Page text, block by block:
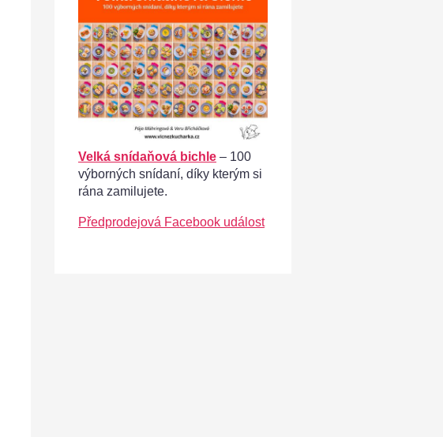
Velká snídaňová bichle – 100
výborných snídaní, díky kterým si
rána zamilujete.
Předprodejová Facebook událost